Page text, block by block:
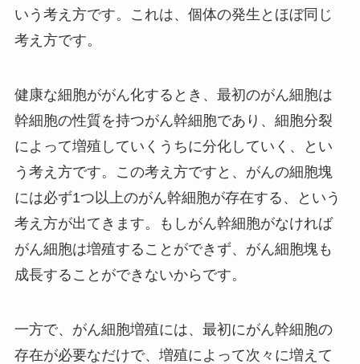
いう考え方です。これは、個体の発生とほぼ同じ
考え方です。
健康な細胞ががん化するとき、最初のがん細胞は
幹細胞の性質を持つがん幹細胞であり、細胞分裂
によって増殖していくうちに分化していく、とい
う考え方です。この考え方ですと、がんの細胞塊
には必ず1つ以上のがん幹細胞が存在する、という
考え方が出てきます。もしがん幹細胞がなければ
がん細胞は増殖することができず、がん細胞塊も
成長することができないからです。
一方で、がん細胞増殖には、最初にがん幹細胞の
存在が必要なだけで、増殖によって次々に増えて